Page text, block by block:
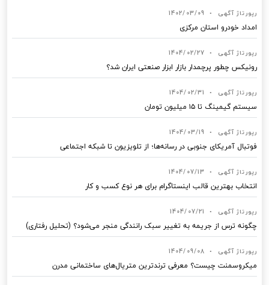
رپورتاژ آگهی •
1402/03/09
امداد خودرو استان مرکزی
رپورتاژ آگهی •
1404/02/27
رونیکس چطور پرچمدار بازار ابزار صنعتی ایران شد؟
رپورتاژ آگهی •
1404/02/31
سیستم گیمینگ تا ۱۵ میلیون تومان
رپورتاژ آگهی •
1404/03/19
فوتبال آمریکای جنوبی در رسانه‌ها؛ از تلویزیون تا شبکه اجتماعی
رپورتاژ آگهی •
1404/07/13
انتخاب بهترین قالب‌ اینستاگرام برای هر نوع کسب‌ و کار
رپورتاژ آگهی •
1404/07/21
چگونه ترس از جریمه به تغییر سبک رانندگی منجر می‌شود؟ (تحلیل رفتاری)
رپورتاژ آگهی •
1404/09/08
میکروسمنت چیست؟ معرفی ترندترین متریال‌های ساختمانی مدرن